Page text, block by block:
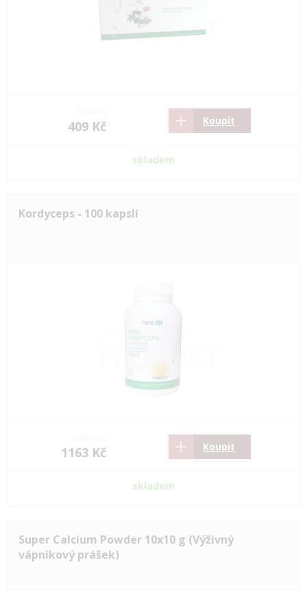
409 Kč Koupit
skladem
Kordyceps - 100 kapslí
1163 Kč Koupit
skladem
Super Calcium Powder 10x10 g (Výživný
vápníkový prášek)